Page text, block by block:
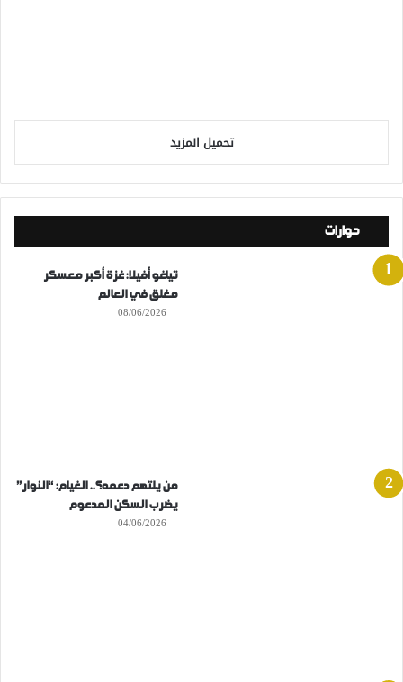
تحميل المزيد
حوارات
تياغو أفيلا: غزة أكبر معسكر
مغلق في العالم
08/06/2026
من يلتهم دعمه؟.. الغيام: “النوار”
يضرب السكن المدعوم
04/06/2026